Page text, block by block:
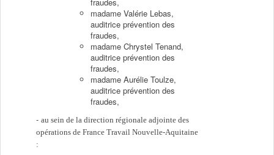
madame Valérie Lebas,
auditrice prévention des
fraudes,
madame Chrystel Tenand,
auditrice prévention des
fraudes,
madame Aurélie Toulze,
auditrice prévention des
fraudes,
au sein de la direction régionale adjointe des
opérations de France Travail Nouvelle-Aquitaine
: